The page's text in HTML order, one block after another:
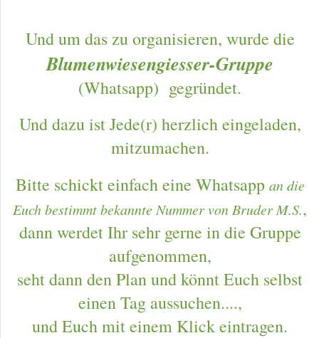
Und um das zu organisieren, wurde die
Blumenwiesengiesser-Gruppe
(Whatsapp) gegründet.
Und dazu ist Jede(r) herzlich eingeladen,
mitzumachen.
Bitte schickt einfach eine Whatsapp an die
Euch bestimmt bekannte Nummer von Bruder M.S.,
dann werdet Ihr sehr gerne in die Gruppe
aufgenommen,
seht dann den Plan und könnt Euch selbst
einen Tag aussuchen....,
und Euch mit einem Klick eintragen.